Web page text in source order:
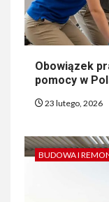
Obowiązek
pomocy w
23 lutego, 2026
BUDOWA I